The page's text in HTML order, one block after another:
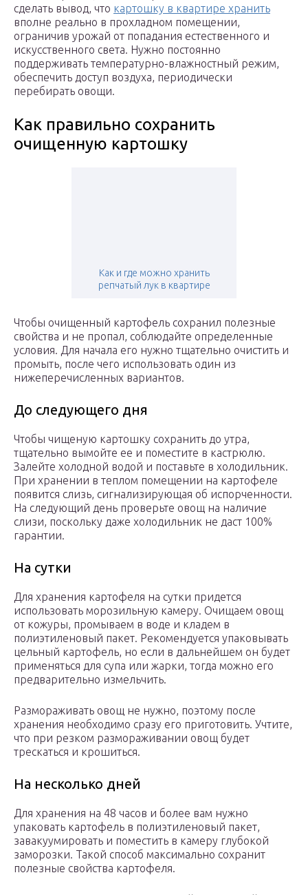
сделать вывод, что картошку в квартире хранить
вполне реально в прохладном помещении,
ограничив урожай от попадания естественного и
искусственного света. Нужно постоянно
поддерживать температурно-влажностный режим,
обеспечить доступ воздуха, периодически
перебирать овощи.
Как правильно сохранить
очищенную картошку
Как и где можно хранить
репчатый лук в квартире
Чтобы очищенный картофель сохранил полезные
свойства и не пропал, соблюдайте определенные
условия. Для начала его нужно тщательно очистить и
промыть, после чего использовать один из
нижеперечисленных вариантов.
До следующего дня
Чтобы чищеную картошку сохранить до утра,
тщательно вымойте ее и поместите в кастрюлю.
Залейте холодной водой и поставьте в холодильник.
При хранении в теплом помещении на картофеле
появится слизь, сигнализирующая об испорченности.
На следующий день проверьте овощ на наличие
слизи, поскольку даже холодильник не даст 100%
гарантии.
На сутки
Для хранения картофеля на сутки придется
использовать морозильную камеру. Очищаем овощ
от кожуры, промываем в воде и кладем в
полиэтиленовый пакет. Рекомендуется упаковывать
цельный картофель, но если в дальнейшем он будет
применяться для супа или жарки, тогда можно его
предварительно измельчить.
Размораживать овощ не нужно, поэтому после
хранения необходимо сразу его приготовить. Учтите,
что при резком размораживании овощ будет
трескаться и крошиться.
На несколько дней
Для хранения на 48 часов и более вам нужно
упаковать картофель в полиэтиленовый пакет,
завакуумировать и поместить в камеру глубокой
заморозки. Такой способ максимально сохранит
полезные свойства картофеля.